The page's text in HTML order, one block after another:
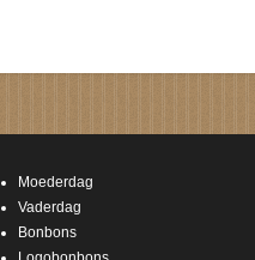
Moederdag
Vaderdag
Bonbons